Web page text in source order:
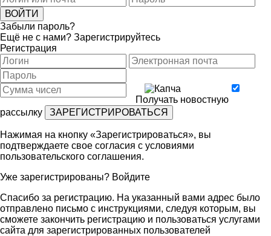
Забыли пароль?
Ещё не с нами? Зарегистрируйтесь
Регистрация
Получать новостную
рассылку
Нажимая на кнопку «Зарегистрироваться», вы
подтверждаете свое согласия с условиями
пользовательского соглашения.
Уже зарегистрированы? Войдите
Спасибо за регистрацию. На указанный вами адрес было
отправлено письмо с инструкциями, следуя которым, вы
сможете закончить регистрацию и пользоваться услугами
сайта для зарегистрированных пользователей